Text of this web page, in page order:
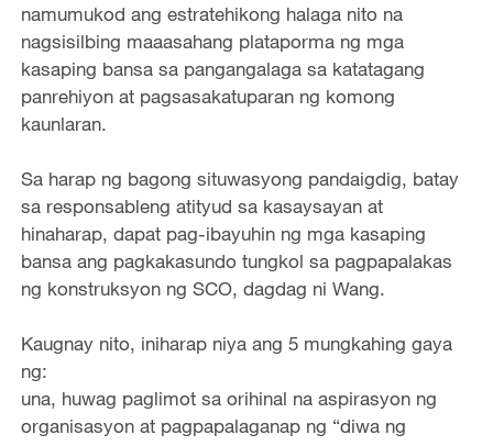
namumukod ang estratehikong halaga nito na
nagsisilbing maaasahang plataporma ng mga
kasaping bansa sa pangangalaga sa katatagang
panrehiyon at pagsasakatuparan ng komong
kaunlaran.
Sa harap ng bagong situwasyong pandaigdig, batay
sa responsableng atityud sa kasaysayan at
hinaharap, dapat pag-ibayuhin ng mga kasaping
bansa ang pagkakasundo tungkol sa pagpapalakas
ng konstruksyon ng SCO, dagdag ni Wang.
Kaugnay nito, iniharap niya ang 5 mungkahing gaya
ng:
una, huwag paglimot sa orihinal na aspirasyon ng
organisasyon at pagpapalaganap ng “diwa ng